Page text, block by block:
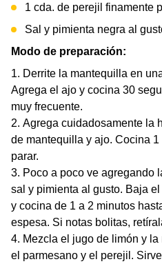
1 cda. de perejil finamente
Sal y pimienta negra al
Modo de preparación:
Derrite la mantequilla en
Agrega el ajo y cocina 30
muy frecuente.
Agrega cuidadosamente la
de mantequilla y ajo. Cocina
parar.
Poco a poco ve agregando
sal y pimienta al gusto. Baja
y cocina de 1 a 2 minutos
espesa. Si notas bolitas,
Mezcla el jugo de limón y la
el parmesano y el perejil.